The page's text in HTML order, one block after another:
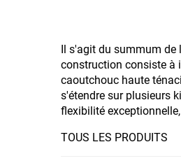
Il s'agit du summum de
construction consiste à
caoutchouc haute
s'étendre sur plusieurs
flexibilité
TOUS LES PRODUITS